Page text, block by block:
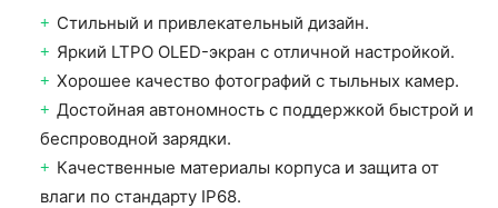
Стильный и привлекательный дизайн.
Яркий LTPO OLED-экран с отличной настройкой.
Хорошее качество фотографий с тыльных камер.
Достойная автономность с поддержкой быстрой и
беспроводной зарядки.
Качественные материалы корпуса и защита от
влаги по стандарту IP68.